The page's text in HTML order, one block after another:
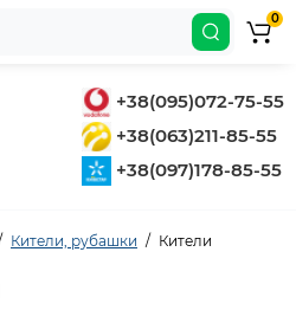
+38(095)072-75-55
+38(063)211-85-55
+38(097)178-85-55
0
Кители, рубашки Кители